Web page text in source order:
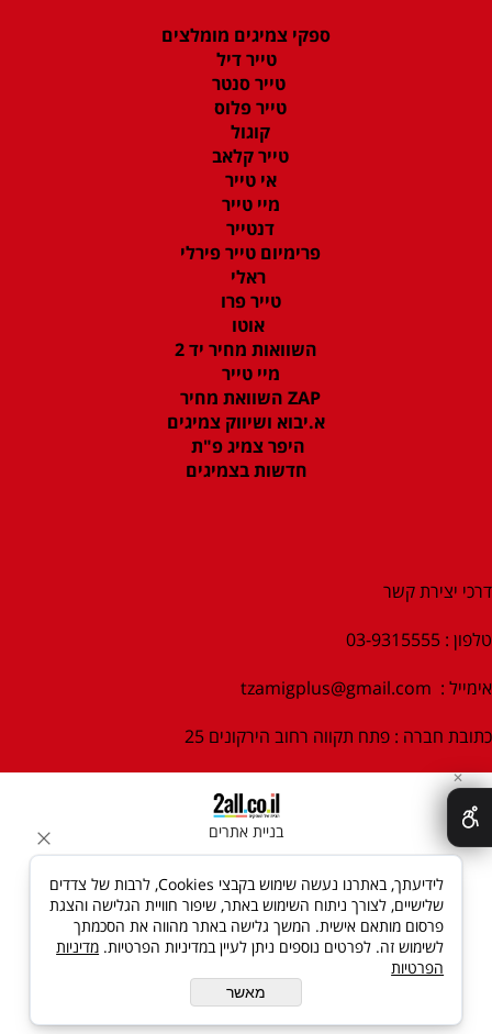
ספקי צמיגים מומלצים
טייר דיל
טייר סנטר
טייר פלוס
קוגול
טייר קלאב
אי טייר
מיי טייר
דנטייר
פרימיום טייר פירלי
ראלי
טייר פרו
אוטו
השוואות מחיר יד 2
מיי טייר
ZAP השוואת מחיר
א.יבוא ושיווק צמיגים
היפר צמיג פ"ת
חדשות בצמיגים
דרכי יצירת קשר
טלפון : 03-9315555
אימייל : tzamigplus@gmail.com
כתובת חברה : פתח תקווה רחוב הירקונים 25
בניית אתרים
✕
לידיעתך, באתרנו נעשה שימוש בקבצי Cookies, לרבות של צדדים
שלישיים, לצורך ניתוח השימוש באתר, שיפור חוויית הגלישה והצגת
פרסום מותאם אישית. המשך גלישה באתר מהווה את הסכמתך
לשימוש זה. לפרטים נוספים ניתן לעיין במדיניות הפרטיות. מדיניות
הפרטיות
מאשר